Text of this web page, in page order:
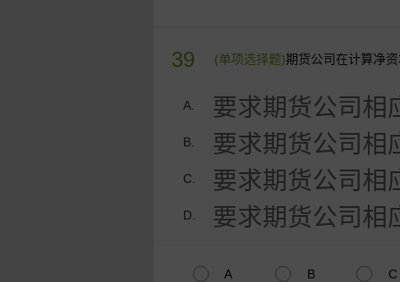
39 (单项选择题)期货公司在计算净
A. 要求期货公司相
B. 要求期货公司相
C. 要求期货公司相
D. 要求期货公司相
A B C